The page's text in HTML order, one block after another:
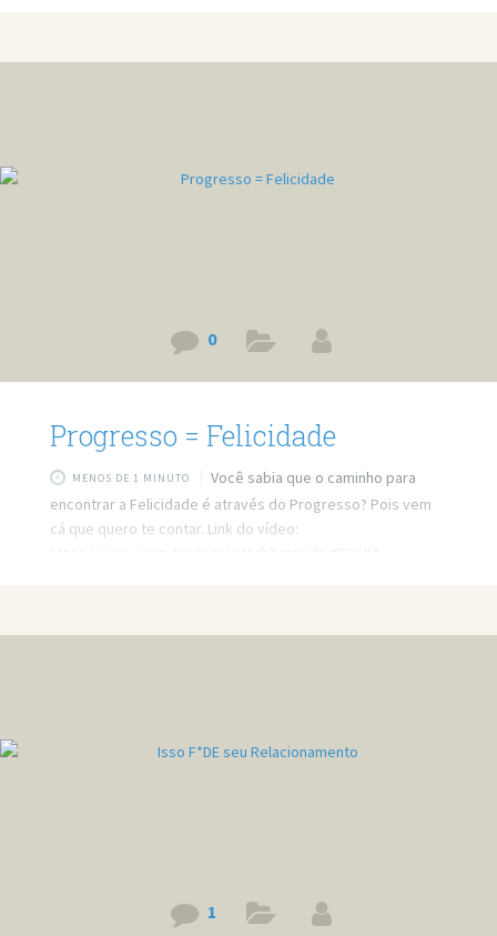
0
Progresso = Felicidade
MENOS DE 1 MINUTO
Você sabia que o caminho para
encontrar a Felicidade é através do Progresso? Pois vem
cá que quero te contar. Link do vídeo:
1